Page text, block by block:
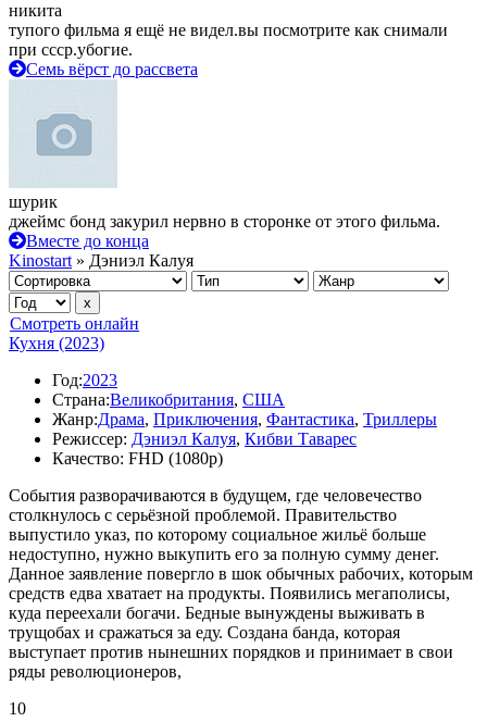
никита
тупого фильма я ещё не видел.вы посмотрите как снимали
при ссср.убогие.
Семь вёрст до рассвета
шурик
джеймс бонд закурил нервно в сторонке от этого фильма.
Вместе до конца
Kinostart » Дэниэл Калуя
Смотреть онлайн
Кухня (2023)
Год:2023
Страна:Великобритания, США
Жанр:Драма, Приключения, Фантастика, Триллеры
Режиссер: Дэниэл Калуя, Кибви Таварес
Качество: FHD (1080p)
События разворачиваются в будущем, где человечество
столкнулось с серьёзной проблемой. Правительство
выпустило указ, по которому социальное жильё больше
недоступно, нужно выкупить его за полную сумму денег.
Данное заявление повергло в шок обычных рабочих, которым
средств едва хватает на продукты. Появились мегаполисы,
куда переехали богачи. Бедные вынуждены выживать в
трущобах и сражаться за еду. Создана банда, которая
выступает против нынешних порядков и принимает в свои
ряды революционеров,
10